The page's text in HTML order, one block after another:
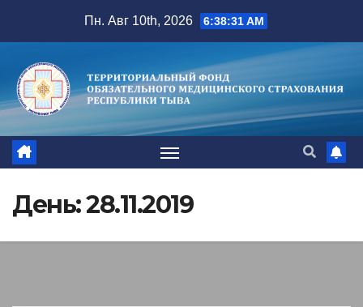
содержимому
Пн. Авг 10th, 2026 6:38:32 AM
День:28.11.2019